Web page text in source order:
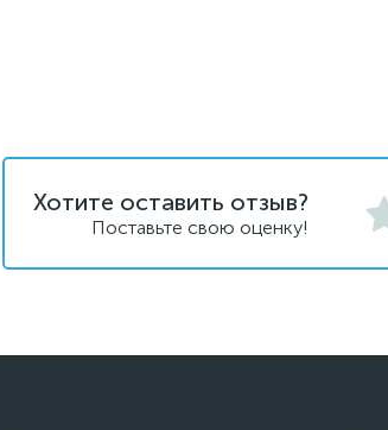
Хотите оставить отзыв?
Поставьте свою оценку!